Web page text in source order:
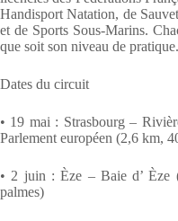
Handisport Natation, de
et de Sports Sous-Marins.
que soit son niveau de pratique.
Dates du circuit
• 19 mai : Strasbourg –
Parlement européen (2,6 km,
• 2 juin : Èze – Baie d’
palmes)